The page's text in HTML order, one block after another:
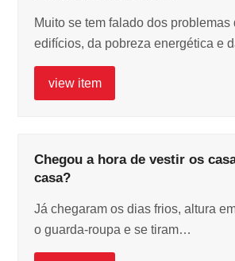
Muito se tem falado dos problemas
edifícios, da pobreza energética e
view item
Chegou a hora de vestir os
casa?
Já chegaram os dias frios, altura
o guarda-roupa e se tiram…